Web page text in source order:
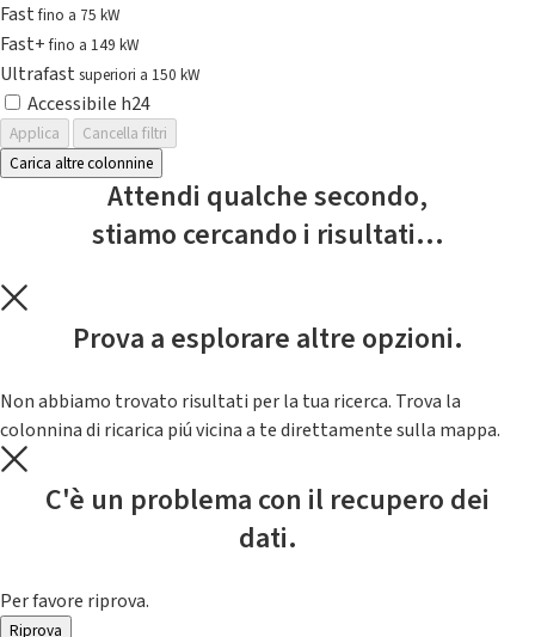
Fastfino a 75 kW
Fast+fino a 149 kW
Ultrafast superiori a 150 kW
Accessibile h24
Applica
Cancella filtri
Carica altre colonnine
Attendi qualche secondo,
stiamo cercando i risultati...
Prova a esplorare altre opzioni.
Non abbiamo trovato risultati per la tua ricerca. Trova la
colonnina di ricarica piú vicina a te direttamente sulla mappa.
C'è un problema con il recupero dei
dati.
Per favore riprova.
Riprova